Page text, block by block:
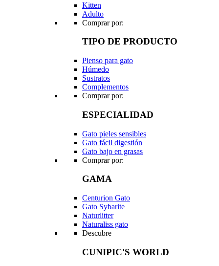
Kitten
Adulto
Comprar por:
TIPO DE PRODUCTO
Pienso para gato
Húmedo
Sustratos
Complementos
Comprar por:
ESPECIALIDAD
Gato pieles sensibles
Gato fácil digestión
Gato bajo en grasas
Comprar por:
GAMA
Centurion Gato
Gato Sybarite
Naturlitter
Naturaliss gato
Descubre
CUNIPIC'S WORLD